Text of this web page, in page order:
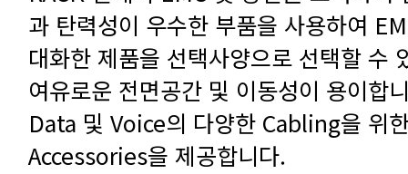
대화한 제품을 선택사양으로 선택할 수
여유로운 전면공간 및 이동성이 용이합
Accessories을 제공합니다.